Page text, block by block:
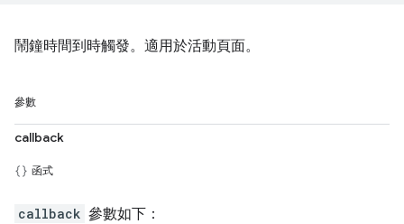
鬧鐘時間到時觸發。適用於活動頁面。
參數
callback
函式
callback 參數如下：